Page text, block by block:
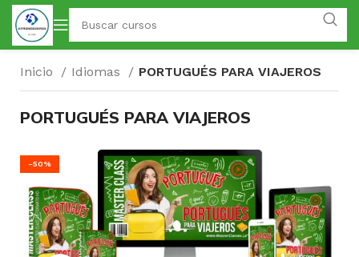
Inicio Idiomas PORTUGUÉS PARA VIAJEROS
PORTUGUÉS PARA VIAJEROS
-50%